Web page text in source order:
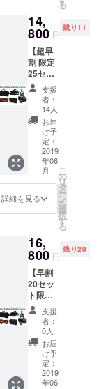
ト60サ
イズ）
22％OF
F 特別
価格
5600円
る
14,
800 円
残り11
【超早
割 限定
25セッ
ト】コ
ンボ
パック
（Com
Pack）
内容：
ディス
クダッ
フル 1
個 ク
ルー
ズ・ト
リー
バッグ
1個 ス
タッ
シュ・
ガ
ジェッ
トバッ
グ 1個
クイッ
ク・
シュー
ズバッ
グ 1個
支援
者：
14人
お届
け予
定：
2019
年06
月
詳細を見る
こ
の
リ
タ
ー
ン
を
選
択
す
る
16,
800 円
残り20
【早割
20セッ
ト限
定！】
コンボ
パック
（Com
Pack）
内容：
ディス
支援
者：
0人
お届
け予
定：
2019
年06